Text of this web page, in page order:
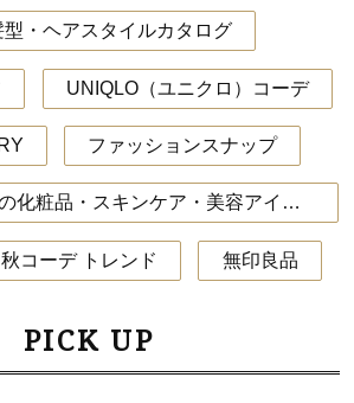
型・ヘアスタイルカタログ
UNIQLO（ユニクロ）コーデ
ファッションスナップ
40代におすすめの化粧品・スキンケア・美容アイテム
秋コーデ トレンド 無印良品
PICK UP